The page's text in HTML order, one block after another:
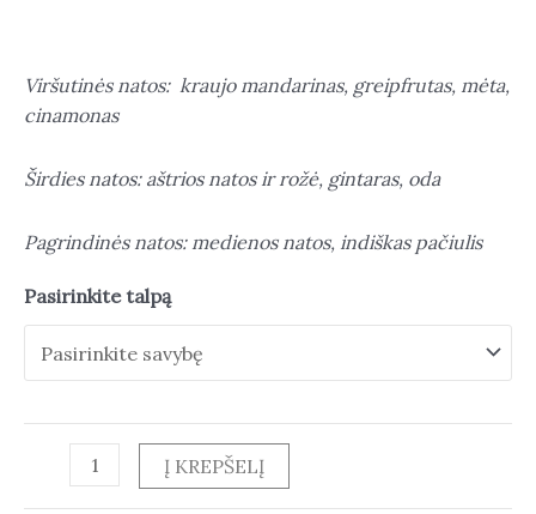
Viršutinės natos: kraujo mandarinas, greipfrutas, mėta,
cinamonas
Širdies natos: aštrios natos ir rožė, gintaras, oda
Pagrindinės natos: medienos natos, indiškas pačiulis
Pasirinkite talpą
Į KREPŠELĮ